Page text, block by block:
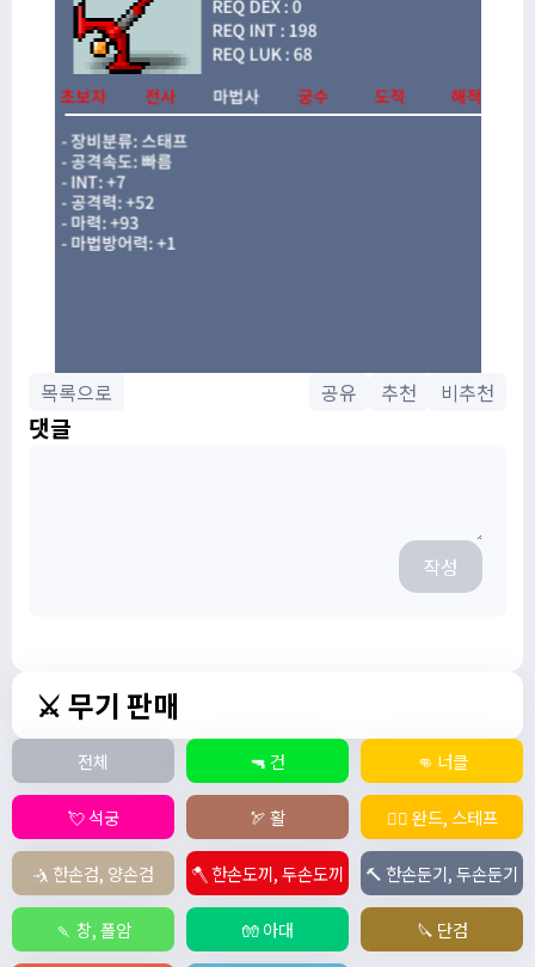
목록으로 공유 추천 비추천
댓글
작성
⚔️ 무기 판매
전체 🔫 건 👊 너클
💘 석궁 🏹 활 🧙‍♀️ 완드, 스테프
🤺 한손검, 양손검 🪓 한손도끼, 두손도끼 🔨 한손둔기, 두손둔기
🍡 창, 폴암 🧤 아대 🔪 단검